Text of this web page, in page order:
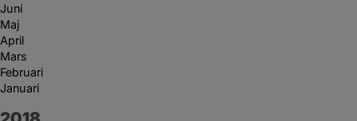
Juni
Maj
April
Mars
Februari
Januari